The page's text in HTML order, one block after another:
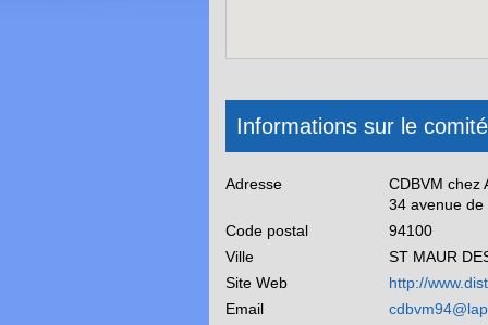
Informations sur le
Adresse
CDBVM chez
34 avenue de
Code postal
94100
Ville
ST MAUR
Site Web
http://
Email